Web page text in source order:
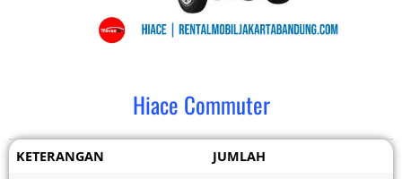
Hiace Commuter
KETERANGAN
JUMLAH